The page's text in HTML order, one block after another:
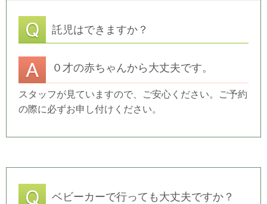
託児はできますか？
０才の赤ちゃんから大丈夫です。
スタッフが見ていますので、ご安心ください。ご予約
の際に必ずお申し付けください。
ベビーカーで行っても大丈夫ですか？